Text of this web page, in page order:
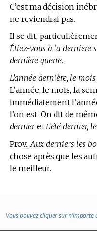
C’est ma décision
ne reviendrai pas.
Il se dit,
Étiez-vous à la dernière
dernière guerre.
L’année dernière, le
L’année, le mois, la
immédiatement
l’on est. On dit de
dernieret L’été dernier,
Prov., Aux derniers les
chose après que les
le meilleur.
Vous pouvez cliquer sur